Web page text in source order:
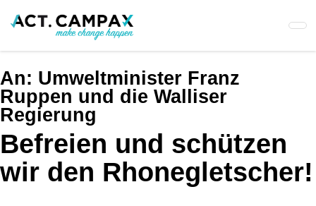
An: Umweltminister Franz
Ruppen und die Walliser
Regierung
Befreien und schützen
wir den Rhonegletscher!